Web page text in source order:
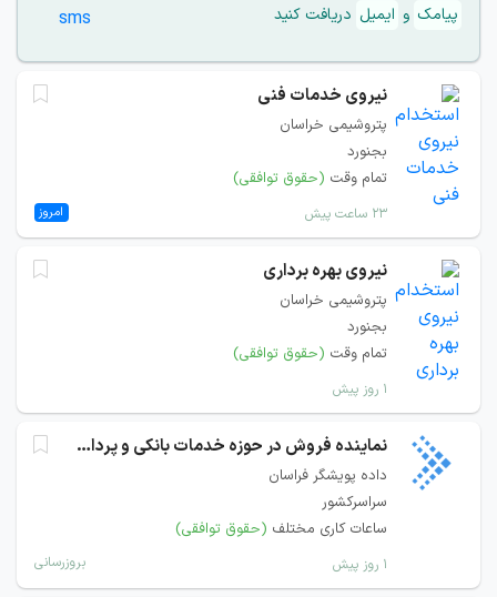
پیامک و ایمیل دریافت کنید
نیروی خدمات فنی
پتروشیمی خراسان
بجنورد
تمام وقت (حقوق توافقی)
۲۳ ساعت پیش امروز
نیروی بهره برداری
پتروشیمی خراسان
بجنورد
تمام وقت (حقوق توافقی)
۱ روز پیش
نماینده فروش در حوزه خدمات بانکی و پرداخت
داده پویشگر فراسان
سراسرکشور
ساعات کاری مختلف (حقوق توافقی)
۱ روز پیش بروزرسانی